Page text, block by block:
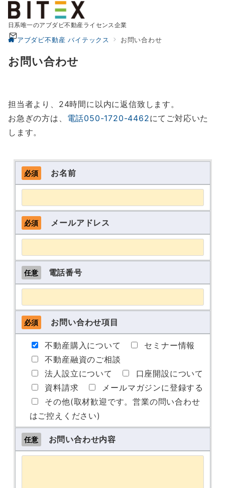
日系唯一のアブダビ不動産ライセンス企業
アブダビ不動産 バイテックス お問い合わせ
お問い合わせ
担当者より、24時間に以内に返信致します。
お急ぎの方は、 電話050-1720-4462にてご対応いた
します。
必須 お名前
必須 メールアドレス
任意 電話番号
必須 お問い合わせ項目
不動産購入について
セミナー情報
不動産融資のご相談
法人設立について
口座開設について
資料請求
メールマガジンに登録する
その他(取材歓迎です。営業の問い合わせ
はご控えください)
任意 お問い合わせ内容